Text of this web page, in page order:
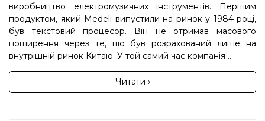
виробництво електромузичних інструментів. Першим
продуктом, який Medeli випустили на ринок у 1984 році,
був текстовий процесор. Він не отримав масового
поширення через те, що був розрахований лише на
внутрішній ринок Китаю. У той самий час компанія ...
Читати ›